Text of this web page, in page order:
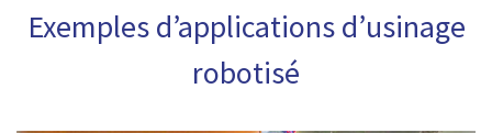
Exemples d’applications d’usinage
robotisé